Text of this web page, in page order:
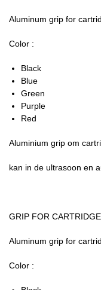
Aluminum grip for
Color :
Black
Blue
Green
Purple
Red
Aluminium grip om
kan in de ultrasoon en
GRIP FOR
Aluminum grip for
Color :